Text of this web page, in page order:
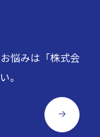
悩みは「株式会
。